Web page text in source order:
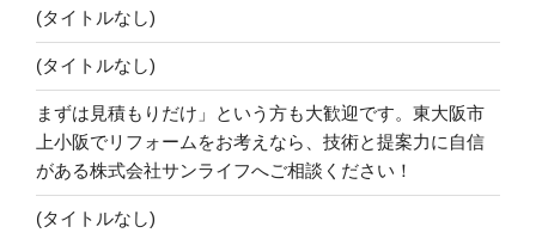
(タイトルなし)
(タイトルなし)
まずは見積もりだけ」という方も大歓迎です。東大阪市
上小阪でリフォームをお考えなら、技術と提案力に自信
がある株式会社サンライフへご相談ください！
(タイトルなし)